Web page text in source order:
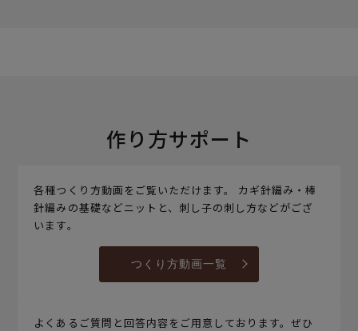
作り方サポート
各種つくり方動画をご覧いただけます。 カギ針編み・棒
針編みの基礎などニットと、刺し子の刺し方などがござ
います。
つくり方動画一覧
よくあるご質問と回答内容をご用意しております。ぜひ